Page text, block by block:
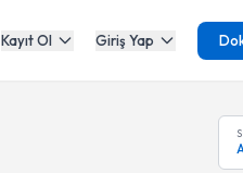
Kayıt Ol Giriş Yap